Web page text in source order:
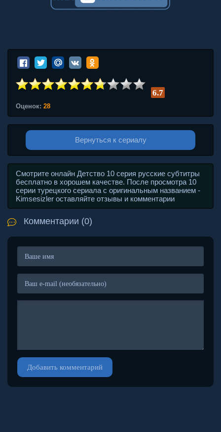
6.7
Оценок: 28
Вернуться к сериалу
Смотрите онлайн Детство 10 серия русские субтитры
бесплатно в хорошем качестве. После просмотра 10
серии турецкого сериала с оригинальным названием -
Kimsesizler оставляйте отзывы и комментарии
Комментарии (0)
Добавить комментарий